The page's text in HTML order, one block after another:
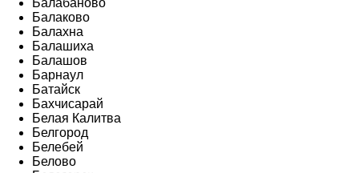
Балабаново
Балаково
Балахна
Балашиха
Балашов
Барнаул
Батайск
Бахчисарай
Белая Калитва
Белгород
Белебей
Белово